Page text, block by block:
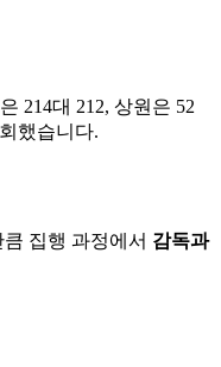
214대 212, 상원은 52
했습니다.
집행 과정에서 감독과